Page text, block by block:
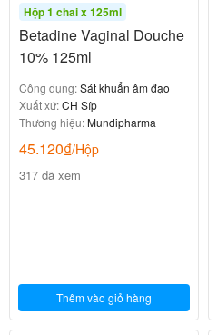
Hộp 1 chai x 125ml
Betadine Vaginal Douche
10% 125ml
Công dụng:Sát khuẩn âm đạo
Xuất xứ:CH Síp
Thương hiệu:Mundipharma
45.120₫/Hộp
317 đã xem
Thêm vào giỏ hàng